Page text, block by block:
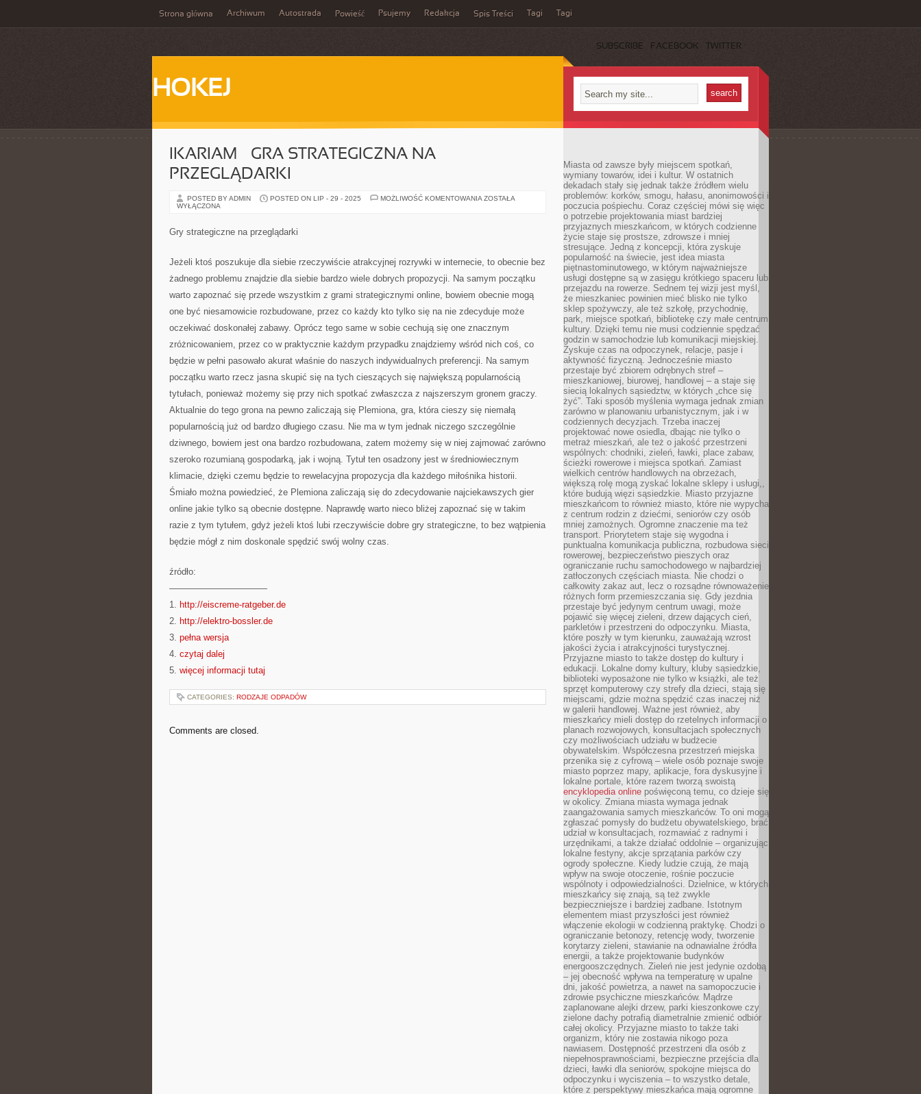
Strona główna Archiwum Autostrada Powieść Psujemy Redakcja Spis Treści Tagi Tagi
SUBSCRIBE FACEBOOK TWITTER
HOKEJ
IKARIAM – GRA STRATEGICZNA NA
PRZEGLĄDARKI
POSTED BY ADMIN POSTED ON LIP - 29 - 2025 MOŻLIWOŚĆ KOMENTOWANIA IKARIAM
ZOSTAŁA
WYŁĄCZONA
Gry strategiczne na przeglądarki
Jeżeli ktoś poszukuje dla siebie rzeczywiście atrakcyjnej rozrywki w internecie, to obecnie bez
żadnego problemu znajdzie dla siebie bardzo wiele dobrych propozycji. Na samym początku
warto zapoznać się przede wszystkim z grami strategicznymi online, bowiem obecnie mogą
one być niesamowicie rozbudowane, przez co każdy kto tylko się na nie zdecyduje może
oczekiwać doskonałej zabawy. Oprócz tego same w sobie cechują się one znacznym
zróżnicowaniem, przez co w praktycznie każdym przypadku znajdziemy wśród nich coś, co
będzie w pełni pasowało akurat właśnie do naszych indywidualnych preferencji. Na samym
początku warto rzecz jasna skupić się na tych cieszących się największą popularnością
tytułach, ponieważ możemy się przy nich spotkać zwłaszcza z najszerszym gronem graczy.
Aktualnie do tego grona na pewno zaliczają się Plemiona, gra, która cieszy się niemałą
popularnością już od bardzo długiego czasu. Nie ma w tym jednak niczego szczególnie
dziwnego, bowiem jest ona bardzo rozbudowana, zatem możemy się w niej zajmować zarówno
szeroko rozumianą gospodarką, jak i wojną. Tytuł ten osadzony jest w średniowiecznym
klimacie, dzięki czemu będzie to rewelacyjna propozycja dla każdego miłośnika historii.
Śmiało można powiedzieć, że Plemiona zaliczają się do zdecydowanie najciekawszych gier
online jakie tylko są obecnie dostępne. Naprawdę warto nieco bliżej zapoznać się w takim
razie z tym tytułem, gdyż jeżeli ktoś lubi rzeczywiście dobre gry strategiczne, to bez wątpienia
będzie mógł z nim doskonale spędzić swój wolny czas.
źródło:
———————————
1. http://eiscreme-ratgeber.de
2. http://elektro-bossler.de
3. pełna wersja
4. czytaj dalej
5. więcej informacji tutaj
CATEGORIES: RODZAJE ODPADÓW
Comments are closed.
Miasta od zawsze były miejscem spotkań,
wymiany towarów, idei i kultur. W ostatnich
dekadach stały się jednak także źródłem wielu
problemów: korków, smogu, hałasu, anonimowości i
poczucia pośpiechu. Coraz częściej mówi się więc
o potrzebie projektowania miast bardziej
przyjaznych mieszkańcom, w których codzienne
życie staje się prostsze, zdrowsze i mniej
stresujące. Jedną z koncepcji, która zyskuje
popularność na świecie, jest idea miasta
piętnastominutowego, w którym najważniejsze
usługi dostępne są w zasięgu krótkiego spaceru lub
przejazdu na rowerze. Sednem tej wizji jest myśl,
że mieszkaniec powinien mieć blisko nie tylko
sklep spożywczy, ale też szkołę, przychodnię,
park, miejsce spotkań, bibliotekę czy małe centrum
kultury. Dzięki temu nie musi codziennie spędzać
godzin w samochodzie lub komunikacji miejskiej.
Zyskuje czas na odpoczynek, relacje, pasje i
aktywność fizyczną. Jednocześnie miasto
przestaje być zbiorem odrębnych stref –
mieszkaniowej, biurowej, handlowej – a staje się
siecią lokalnych sąsiedztw, w których „chce się
żyć”. Taki sposób myślenia wymaga jednak zmian
zarówno w planowaniu urbanistycznym, jak i w
codziennych decyzjach. Trzeba inaczej
projektować nowe osiedla, dbając nie tylko o
metraż mieszkań, ale też o jakość przestrzeni
wspólnych: chodniki, zieleń, ławki, place zabaw,
ścieżki rowerowe i miejsca spotkań. Zamiast
wielkich centrów handlowych na obrzeżach,
większą rolę mogą zyskać lokalne sklepy i usługi,,
które budują więzi sąsiedzkie. Miasto przyjazne
mieszkańcom to również miasto, które nie wypycha
z centrum rodzin z dziećmi, seniorów czy osób
mniej zamożnych. Ogromne znaczenie ma też
transport. Priorytetem staje się wygodna i
punktualna komunikacja publiczna, rozbudowa sieci
rowerowej, bezpieczeństwo pieszych oraz
ograniczanie ruchu samochodowego w najbardziej
zatłoczonych częściach miasta. Nie chodzi o
całkowity zakaz aut, lecz o rozsądne równoważenie
różnych form przemieszczania się. Gdy jezdnia
przestaje być jedynym centrum uwagi, może
pojawić się więcej zieleni, drzew dających cień,
parkletów i przestrzeni do odpoczynku. Miasta,
które poszły w tym kierunku, zauważają wzrost
jakości życia i atrakcyjności turystycznej.
Przyjazne miasto to także dostęp do kultury i
edukacji. Lokalne domy kultury, kluby sąsiedzkie,
biblioteki wyposażone nie tylko w książki, ale też
sprzęt komputerowy czy strefy dla dzieci, stają się
miejscami, gdzie można spędzić czas inaczej niż
w galerii handlowej. Ważne jest również, aby
mieszkańcy mieli dostęp do rzetelnych informacji o
planach rozwojowych, konsultacjach społecznych
czy możliwościach udziału w budżecie
obywatelskim. Współczesna przestrzeń miejska
przenika się z cyfrową – wiele osób poznaje swoje
miasto poprzez mapy, aplikacje, fora dyskusyjne i
lokalne portale, które razem tworzą swoistą
encyklopedia online poświęconą temu, co dzieje się
w okolicy. Zmiana miasta wymaga jednak
zaangażowania samych mieszkańców. To oni mogą
zgłaszać pomysły do budżetu obywatelskiego, brać
udział w konsultacjach, rozmawiać z radnymi i
urzędnikami, a także działać oddolnie – organizując
lokalne festyny, akcje sprzątania parków czy
ogrody społeczne. Kiedy ludzie czują, że mają
wpływ na swoje otoczenie, rośnie poczucie
wspólnoty i odpowiedzialności. Dzielnice, w których
mieszkańcy się znają, są też zwykle
bezpieczniejsze i bardziej zadbane. Istotnym
elementem miast przyszłości jest również
włączenie ekologii w codzienną praktykę. Chodzi o
ograniczanie betonozy, retencję wody, tworzenie
korytarzy zieleni, stawianie na odnawialne źródła
energii, a także projektowanie budynków
energooszczędnych. Zieleń nie jest jedynie ozdobą
– jej obecność wpływa na temperaturę w upalne
dni, jakość powietrza, a nawet na samopoczucie i
zdrowie psychiczne mieszkańców. Mądrze
zaplanowane alejki drzew, parki kieszonkowe czy
zielone dachy potrafią diametralnie zmienić odbiór
całej okolicy. Przyjazne miasto to także taki
organizm, który nie zostawia nikogo poza
nawiasem. Dostępność przestrzeni dla osób z
niepełnosprawnościami, bezpieczne przejścia dla
dzieci, ławki dla seniorów, spokojne miejsca do
odpoczynku i wyciszenia – to wszystko detale,
które z perspektywy mieszkańca mają ogromne